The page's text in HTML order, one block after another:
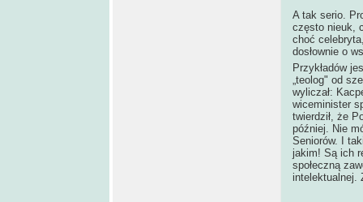
A tak serio.
często nieuk,
choć
dosłownie o
Przykładów
„teolog" od
wyliczał:
wiceminister
twierdził, że
później. Nie
Seniorów. I
jakim! Są ich
społeczną
intelektualnej.